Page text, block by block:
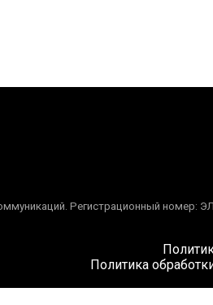
Регистрационный номер: ЭЛ
Политика